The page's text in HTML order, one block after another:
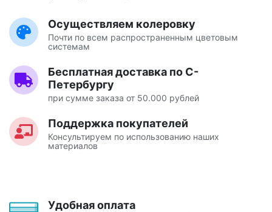
Осуществляем колеровку
Почти по всем распространенным цветовым
системам
Бесплатная доставка по С-
Петербургу
при сумме заказа от 50.000 рублей
Поддержка покупателей
Консультируем по использованию наших
материалов
Удобная оплата